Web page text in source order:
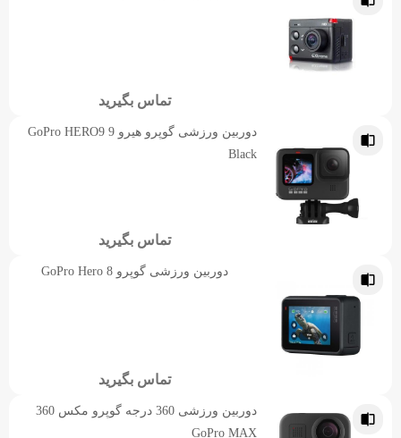
تماس بگیرید
دوربین ورزشی گوپرو هیرو 9 GoPro HERO9
Black
تماس بگیرید
دوربین ورزشی گوپرو GoPro Hero 8
تماس بگیرید
دوربین ورزشی 360 درجه گوپرو مکس 360
GoPro MAX